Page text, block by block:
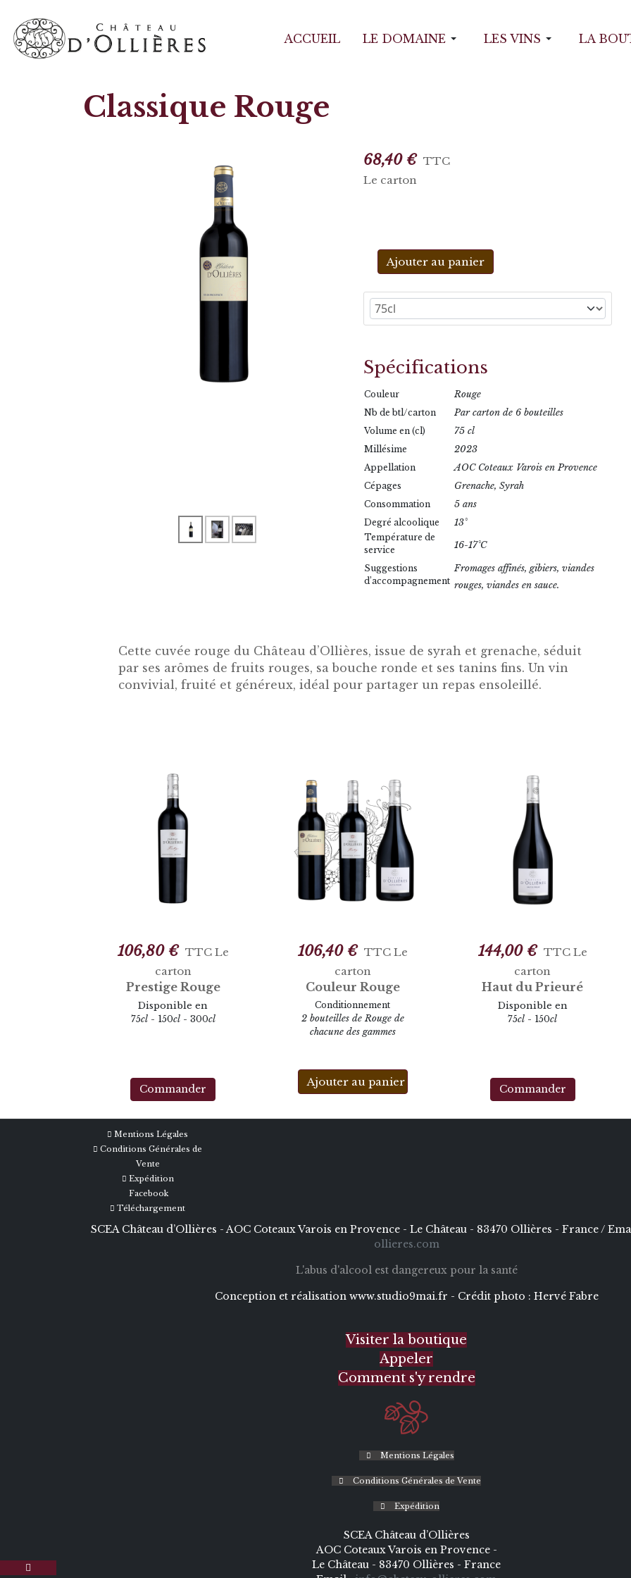
ACCUEIL LE DOMAINE LES VINS LA
Classique Rouge
68,40 € TTC
Le carton
Ajouter au panier
Spécifications
Couleur Rouge
Nb de btl/carton Par carton de 6 bouteilles
Volume en (cl) 75 cl
Millésime 2023
Appellation AOC Coteaux Varois en Provence
Cépages Grenache, Syrah
Consommation 5 ans
Degré alcoolique 13°
Température de
service
16-17°C
Suggestions
d’accompagnement
Fromages affinés, gibiers, viandes
rouges, viandes en sauce.
Cette cuvée rouge du Château d’Ollières, issue de syrah et grenache, séduit
par ses arômes de fruits rouges, sa bouche ronde et ses tanins fins. Un vin
convivial, fruité et généreux, idéal pour partager un repas ensoleillé.
106,80 € TTCLe
carton
Prestige Rouge
Disponible en
75cl - 150cl - 300cl
Commander
106,40 € TTCLe
carton
Couleur Rouge
Conditionnement
2 bouteilles de Rouge de
chacune des gammes
Ajouter au panier
144,00 € TTCLe
carton
Haut du Prieuré
Disponible en
75cl - 150cl
Commander
Mentions Légales
Conditions Générales de
Vente
Expédition
Facebook
Téléchargement
SCEA Château d’Ollières - AOC Coteaux Varois en Provence - Le Château - 83470 Ollières - France /
ollieres.com
L'abus d'alcool est dangereux pour la santé
Conception et réalisation www.studio9mai.fr - Crédit photo : Hervé Fabre
Visiter la boutique
Appeler
Comment s'y rendre
Mentions Légales
Conditions Générales de Vente
Expédition
SCEA Château d’Ollières
AOC Coteaux Varois en Provence -
Le Château - 83470 Ollières - France